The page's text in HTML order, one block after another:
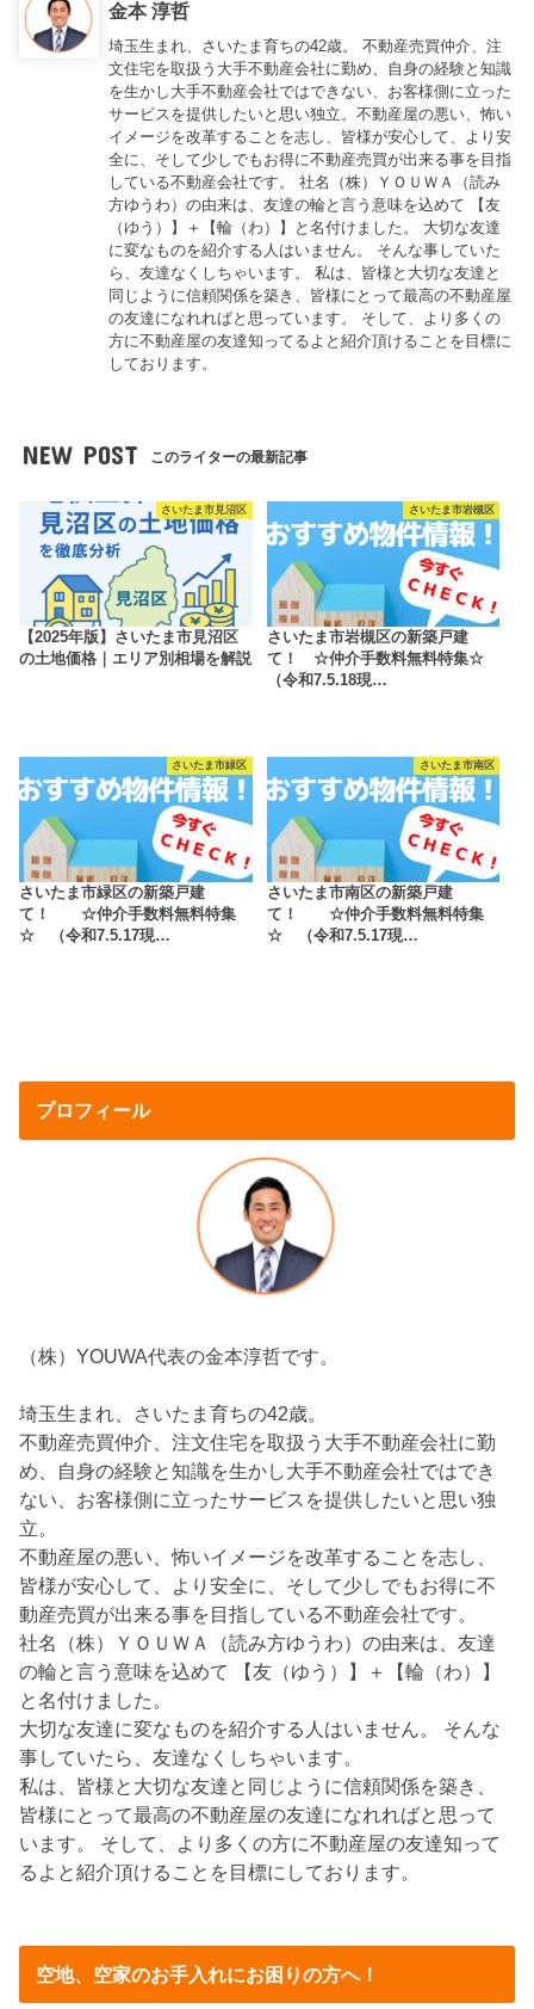
金本 淳哲
埼玉生まれ、さいたま育ちの42歳。 不動産売買仲介、注
文住宅を取扱う大手不動産会社に勤め、自身の経験と知識
を生かし大手不動産会社ではできない、お客様側に立った
サービスを提供したいと思い独立。不動産屋の悪い、怖い
イメージを改革することを志し、皆様が安心して、より安
全に、そして少しでもお得に不動産売買が出来る事を目指
している不動産会社です。 社名（株）ＹＯＵＷＡ（読み
方ゆうわ）の由来は、友達の輪と言う意味を込めて 【友
（ゆう）】＋【輪（わ）】と名付けました。 大切な友達
に変なものを紹介する人はいません。 そんな事していた
ら、友達なくしちゃいます。 私は、皆様と大切な友達と
同じように信頼関係を築き、皆様にとって最高の不動産屋
の友達になれればと思っています。 そして、より多くの
方に不動産屋の友達知ってるよと紹介頂けることを目標に
しております。
NEW POST このライターの最新記事
さいたま市見沼区
【2025年版】さいたま市見沼区
の土地価格｜エリア別相場を解説
さいたま市岩槻区
さいたま市岩槻区の新築戸建
て！ ☆仲介手数料無料特集☆
（令和7.5.18現…
さいたま市緑区
さいたま市緑区の新築戸建
て！ ☆仲介手数料無料特集
☆ （令和7.5.17現…
さいたま市南区
さいたま市南区の新築戸建
て！ ☆仲介手数料無料特集
☆ （令和7.5.17現…
プロフィール
（株）YOUWA代表の金本淳哲です。
埼玉生まれ、さいたま育ちの42歳。
不動産売買仲介、注文住宅を取扱う大手不動産会社に勤
め、自身の経験と知識を生かし大手不動産会社ではでき
ない、お客様側に立ったサービスを提供したいと思い独
立。
不動産屋の悪い、怖いイメージを改革することを志し、
皆様が安心して、より安全に、そして少しでもお得に不
動産売買が出来る事を目指している不動産会社です。
社名（株）ＹＯＵＷＡ（読み方ゆうわ）の由来は、友達
の輪と言う意味を込めて 【友（ゆう）】＋【輪（わ）】
と名付けました。
大切な友達に変なものを紹介する人はいません。 そんな
事していたら、友達なくしちゃいます。
私は、皆様と大切な友達と同じように信頼関係を築き、
皆様にとって最高の不動産屋の友達になれればと思って
います。 そして、より多くの方に不動産屋の友達知って
るよと紹介頂けることを目標にしております。
空地、空家のお手入れにお困りの方へ！